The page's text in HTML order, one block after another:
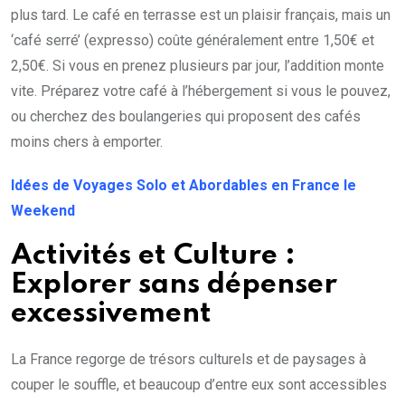
plus tard. Le café en terrasse est un plaisir français, mais un
‘café serré’ (expresso) coûte généralement entre 1,50€ et
2,50€. Si vous en prenez plusieurs par jour, l’addition monte
vite. Préparez votre café à l’hébergement si vous le pouvez,
ou cherchez des boulangeries qui proposent des cafés
moins chers à emporter.
Idées de Voyages Solo et Abordables en France le
Weekend
Activités et Culture :
Explorer sans dépenser
excessivement
La France regorge de trésors culturels et de paysages à
couper le souffle, et beaucoup d’entre eux sont accessibles